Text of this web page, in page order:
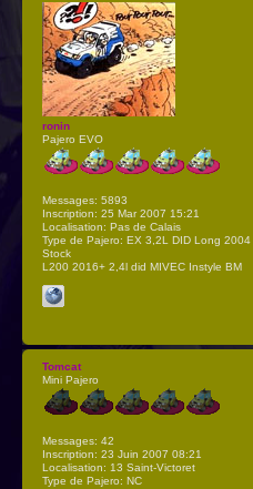
ronin
Pajero EVO
Messages: 5893
Inscription: 25 Mar 2007 15:21
Localisation: Pas de Calais
Type de Pajero: EX 3,2L DID Long 2004
Stock
L200 2016+ 2,4l did MIVEC Instyle BM
Tomcat
Mini Pajero
Messages: 42
Inscription: 23 Juin 2007 08:21
Localisation: 13 Saint-Victoret
Type de Pajero: NC